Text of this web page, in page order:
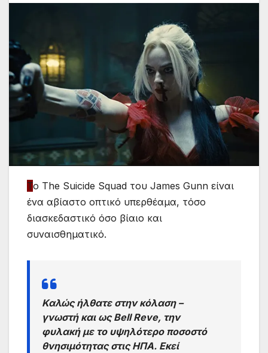
Το The Suicide Squad του James Gunn είναι
ένα αβίαστο οπτικό υπερθέαμα, τόσο
διασκεδαστικό όσο βίαιο και
συναισθηματικό.
Καλώς ήλθατε στην κόλαση –
γνωστή και ως Bell Reve, την
φυλακή με το υψηλότερο ποσοστό
θνησιμότητας στις ΗΠΑ. Εκεί